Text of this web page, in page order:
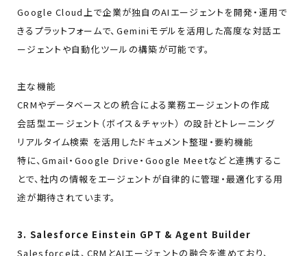
Google Cloud上で企業が独自のAIエージェントを開発・運用で
きるプラットフォームで、Geminiモデルを活用した高度な対話エ
ージェントや自動化ツールの構築が可能です。
主な機能
CRMやデータベースとの統合による業務エージェントの作成
会話型エージェント（ボイス＆チャット） の設計とトレーニング
リアルタイム検索 を活用したドキュメント整理・要約機能
特に、Gmail・Google Drive・Google Meetなどと連携するこ
とで、社内の情報をエージェントが自律的に管理・最適化する用
途が期待されています。
3. Salesforce Einstein GPT & Agent Builder
Salesforceは、CRMとAIエージェントの融合を進めており、